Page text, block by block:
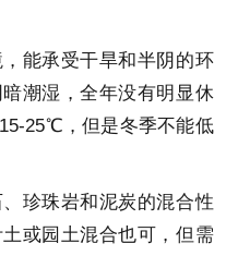
能承受干旱和半阴的环
潮湿，全年没有明显休
25℃，但是冬季不能低
珍珠岩和泥炭的混合性
或园土混合也可，但需